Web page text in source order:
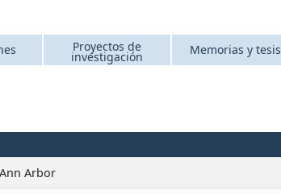
Proyectos de
investigación Memorias y tesis
Arbor